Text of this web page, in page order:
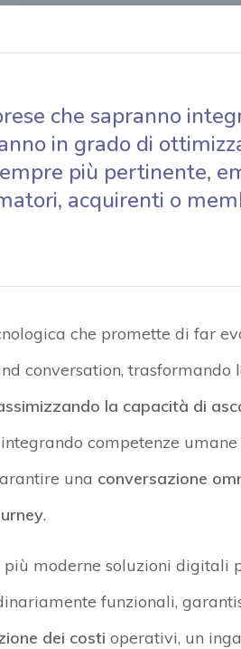
che sapranno
in grado di
più pertinente,
acquirenti o
che promette di far
conversation, trasformando
la capacità di
competenze
una conversazione
.
moderne soluzioni digitali
funzionali,
dei costi operativi, un